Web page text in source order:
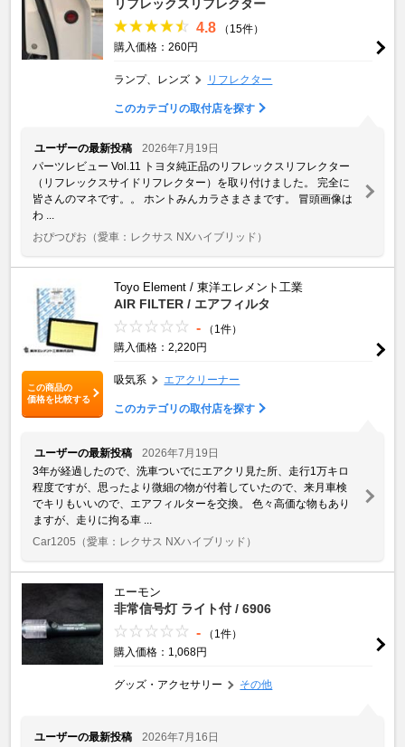
リフレックスリフレクター
4.8
（15件）
購入価格：260円
ランプ、レンズ リフレクター
このカテゴリの取付店を探す
ユーザーの最新投稿
2026年7月19日
パーツレビュー Vol.11 トヨタ純正品のリフレックスリフレクター
（リフレックスサイドリフレクター）を取り付けました。 完全に
皆さんのマネです。。 ホントみんカラさまさまです。 冒頭画像は
わ ...
おぴつぴお （愛車：レクサス NXハイブリッド）
この商品の
価格を比較する
Toyo Element / 東洋エレメント工業
AIR FILTER / エアフィルタ
-
（1件）
購入価格：2,220円
吸気系 エアクリーナー
このカテゴリの取付店を探す
ユーザーの最新投稿
2026年7月19日
3年が経過したので、洗車ついでにエアクリ見た所、走行1万キロ
程度ですが、思ったより微細の物が付着していたので、来月車検
でキリもいいので、エアフィルターを交換。 色々高価な物もあり
ますが、走りに拘る車 ...
Car1205 （愛車：レクサス NXハイブリッド）
エーモン
非常信号灯 ライト付 / 6906
-
（1件）
購入価格：1,068円
グッズ・アクセサリー その他
ユーザーの最新投稿
2026年7月16日